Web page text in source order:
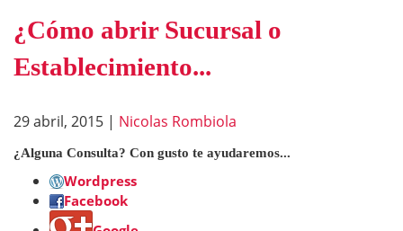
¿Cómo abrir Sucursal o
Establecimiento...
29 abril, 2015 | Nicolas Rombiola
¿Alguna Consulta? Con gusto te ayudaremos...
Wordpress
Facebook